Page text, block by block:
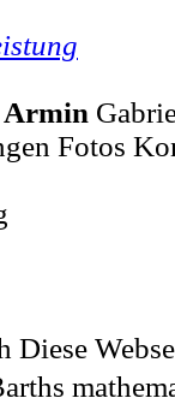
Armin
Fotos
Diese